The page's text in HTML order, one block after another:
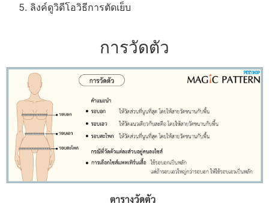
ลิงค์ดูวิดีโอวิธีการตัดเย็บ
การวัดตัว